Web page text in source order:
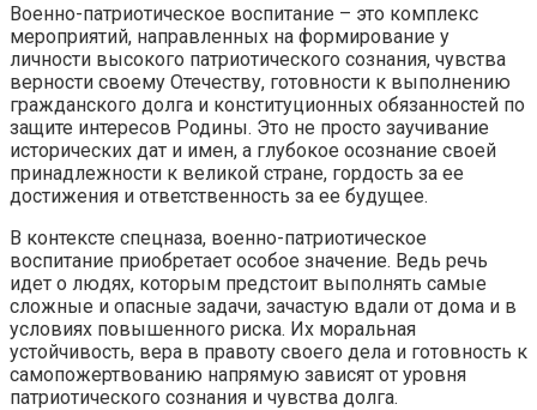
Военно-патриотическое воспитание – это комплекс
мероприятий, направленных на формирование у
личности высокого патриотического сознания, чувства
верности своему Отечеству, готовности к выполнению
гражданского долга и конституционных обязанностей по
защите интересов Родины. Это не просто заучивание
исторических дат и имен, а глубокое осознание своей
принадлежности к великой стране, гордость за ее
достижения и ответственность за ее будущее.
В контексте спецназа, военно-патриотическое
воспитание приобретает особое значение. Ведь речь
идет о людях, которым предстоит выполнять самые
сложные и опасные задачи, зачастую вдали от дома и в
условиях повышенного риска. Их моральная
устойчивость, вера в правоту своего дела и готовность к
самопожертвованию напрямую зависят от уровня
патриотического сознания и чувства долга.